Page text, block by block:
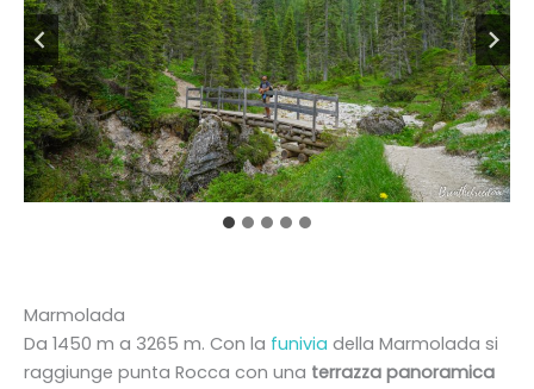
Marmolada
Da 1450 m a 3265 m. Con la funivia della Marmolada si
raggiunge punta Rocca con una terrazza panoramica